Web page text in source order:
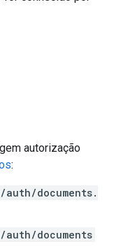
autorização
:
documents.
documents